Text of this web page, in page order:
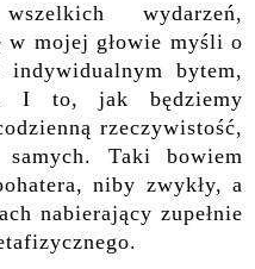
wydarzeń,
w mojej głowie myśli o
bytem,
I to, jak będziemy
rzeczywistość,
Taki bowiem
niby zwykły, a
nabierający zupełnie